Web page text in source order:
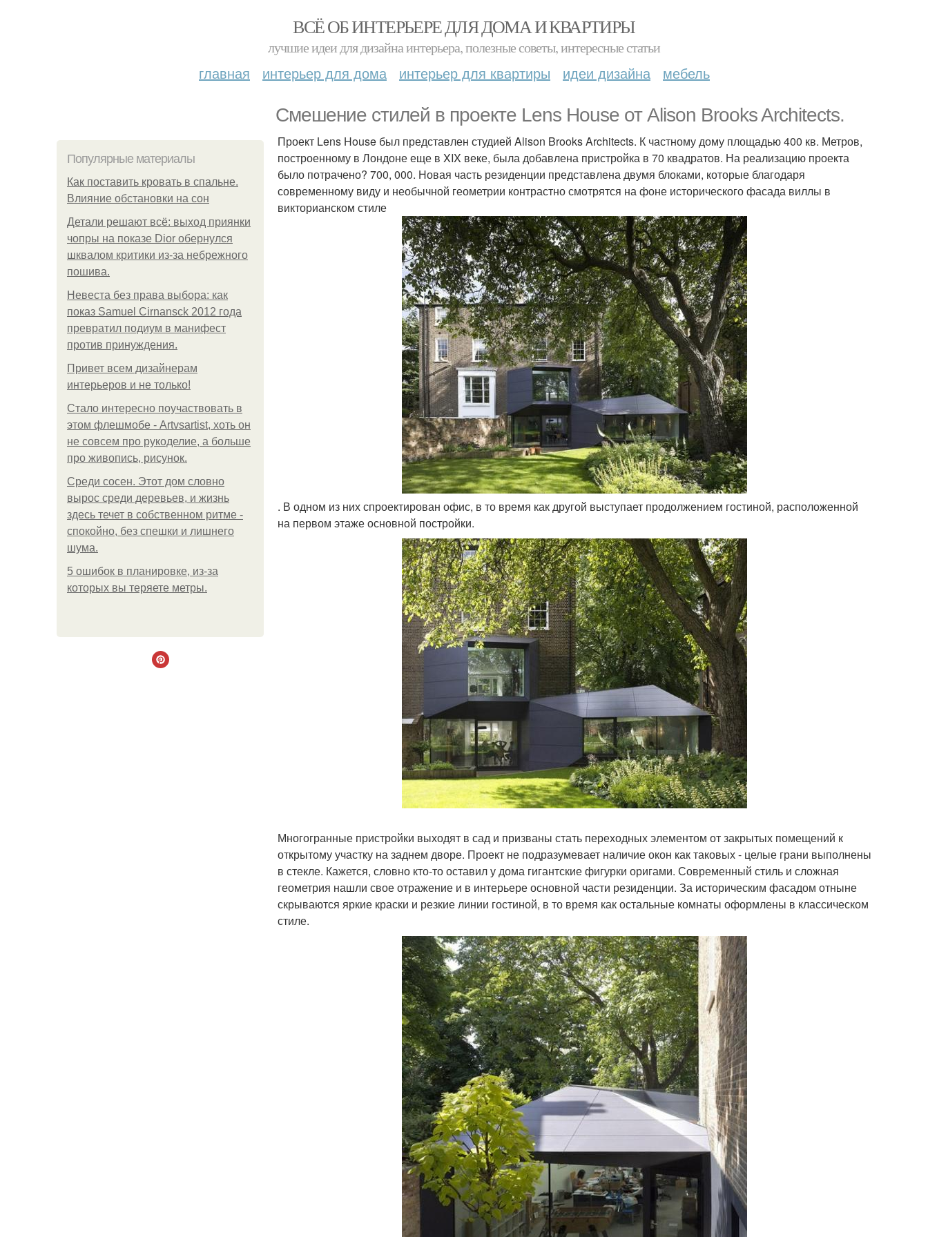
ВСЁ ОБ ИНТЕРЬЕРЕ ДЛЯ ДОМА И КВАРТИРЫ
лучшие идеи для дизайна интерьера, полезные советы, интересные статьи
главная интерьер для дома интерьер для квартиры идеи дизайна мебель
Смешение стилей в проекте Lens House от Alison Brooks Architects.
Популярные материалы
Как поставить кровать в спальне.
Влияние обстановки на сон
Детали решают всё: выход приянки
чопры на показе Dior обернулся
шквалом критики из-за небрежного
пошива.
Невеста без права выбора: как
показ Samuel Cirnansck 2012 года
превратил подиум в манифест
против принуждения.
Привет всем дизайнерам
интерьеров и не только!
Стало интересно поучаствовать в
этом флешмобе - Artvsartist, хоть он
не совсем про рукоделие, а больше
про живопись, рисунок.
Среди сосен. Этот дом словно
вырос среди деревьев, и жизнь
здесь течет в собственном ритме -
спокойно, без спешки и лишнего
шума.
5 ошибок в планировке, из-за
которых вы теряете метры.
Проект Lens House был представлен студией Alison Brooks Architects. К частному дому площадью 400 кв. Метров,
построенному в Лондоне еще в XIX веке, была добавлена пристройка в 70 квадратов. На реализацию проекта
было потрачено? 700, 000. Новая часть резиденции представлена двумя блоками, которые благодаря
современному виду и необычной геометрии контрастно смотрятся на фоне исторического фасада виллы в
викторианском стиле
. В одном из них спроектирован офис, в то время как другой выступает продолжением гостиной, расположенной
на первом этаже основной постройки.
Многогранные пристройки выходят в сад и призваны стать переходных элементом от закрытых помещений к
открытому участку на заднем дворе. Проект не подразумевает наличие окон как таковых - целые грани выполнены
в стекле. Кажется, словно кто-то оставил у дома гигантские фигурки оригами. Современный стиль и сложная
геометрия нашли свое отражение и в интерьере основной части резиденции. За историческим фасадом отныне
скрываются яркие краски и резкие линии гостиной, в то время как остальные комнаты оформлены в классическом
стиле.